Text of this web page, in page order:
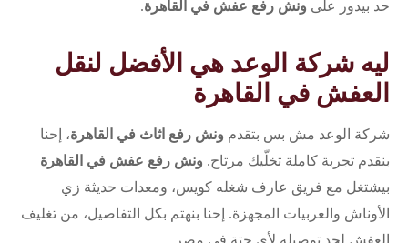
حد بيدور على ونش رفع عفش في القاهرة.
ليه شركة الوعد هي الأفضل لنقل
العفش في القاهرة
شركة الوعد مش بس بتقدم ونش رفع اثاث في القاهرة، إحنا
بنقدم تجربة كاملة تخلّيك مرتاح. ونش رفع عفش في القاهرة
بيشتغل مع فريق عارف شغله كويس، ومعدات حديثة زي
الأوناش والعربيات المجهزة. إحنا بنهتم بكل التفاصيل، من تغليف
العفش لحد توصيله لأي حتة في مصر.